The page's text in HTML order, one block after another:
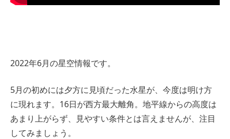
2022年6月の星空情報です。
5月の初めには夕方に見頃だった水星が、今度は明け方
に現れます。16日が西方最大離角。地平線からの高度は
あまり上がらず、見やすい条件とは言えませんが、注目
してみましょう。